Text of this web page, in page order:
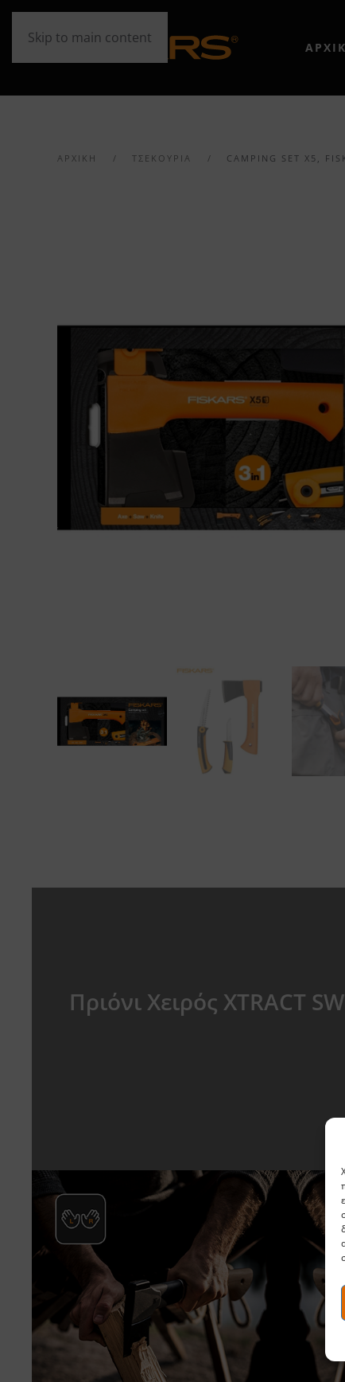
Skip to main content
ΑΡΧΙΚΉ ΤΣΕΚΟΥΡΙΑ CAMPING SET X5,
Πριόνι Χειρός XTRACT